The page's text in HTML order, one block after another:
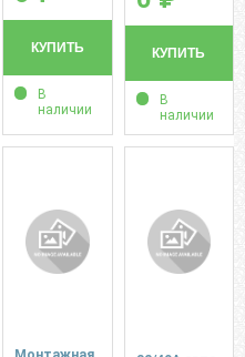
КУПИТЬ
В
наличии
КУПИТЬ
В
наличии